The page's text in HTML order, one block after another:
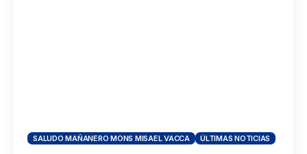
SALUDO MAÑANERO MONS MISAEL VACCA ÚLTIMAS NOTICIAS